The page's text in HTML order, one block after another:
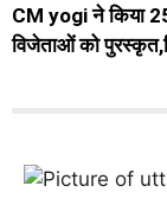
CM yogi ने किया
विजेताओं को